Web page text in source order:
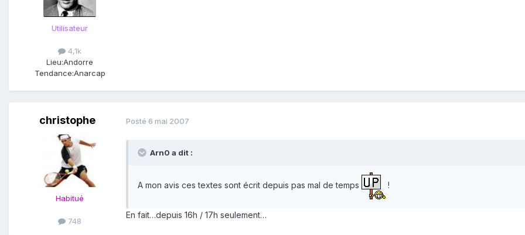
Utilisateur
4,1k
Lieu:Andorre
Tendance:Anarcap
christophe
Habitué
748
Posté 6 mai 2007
Arn0 a dit :
A mon avis ces textes sont écrit depuis pas mal de temps !
En fait…depuis 16h / 17h seulement…